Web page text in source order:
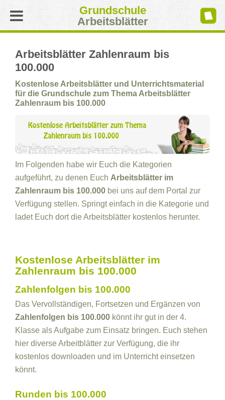
Grundschule
Arbeitsblätter
Arbeitsblätter Zahlenraum bis
100.000
Kostenlose Arbeitsblätter und Unterrichtsmaterial
für die Grundschule zum Thema Arbeitsblätter
Zahlenraum bis 100.000
Im Folgenden habe wir Euch die Kategorien
aufgeführt, zu denen Euch Arbeitsblätter im
Zahlenraum bis 100.000 bei uns auf dem Portal zur
Verfügung stellen. Springt einfach in die Kategorie und
ladet Euch dort die Arbeitsblätter kostenlos herunter.
Kostenlose Arbeitsblätter im
Zahlenraum bis 100.000
Zahlenfolgen bis 100.000
Das Vervollständigen, Fortsetzen und Ergänzen von
Zahlenfolgen bis 100.000 könnt ihr gut in der 4.
Klasse als Aufgabe zum Einsatz bringen. Euch stehen
hier diverse Arbeitblätter zur Verfügung, die ihr
kostenlos downloaden und im Unterricht einsetzen
könnt.
Runden bis 100.000